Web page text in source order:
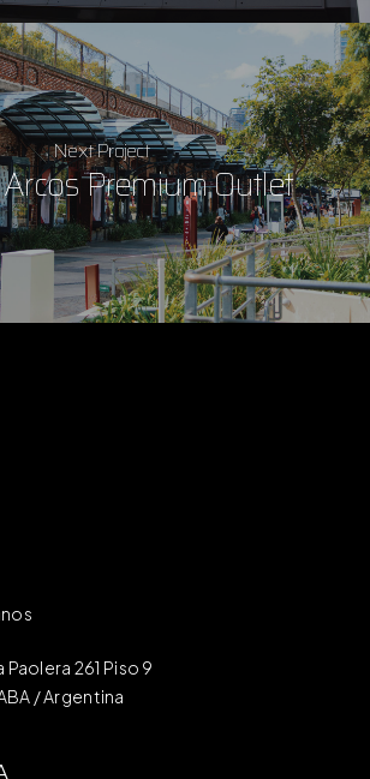
Next Project
Premium Outlet
Paolera 261 Piso 9
/ Argentina